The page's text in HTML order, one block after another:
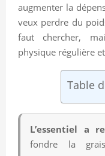
augmenter la
veux perdre du
faut chercher,
physique régulière
Table
L’essentiel a
fondre la